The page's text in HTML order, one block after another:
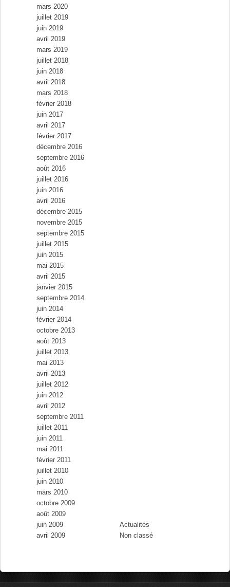
mars 2020
juillet 2019
juin 2019
avril 2019
mars 2019
juillet 2018
juin 2018
avril 2018
mars 2018
février 2018
juin 2017
avril 2017
février 2017
décembre 2016
septembre 2016
août 2016
juillet 2016
juin 2016
avril 2016
décembre 2015
novembre 2015
septembre 2015
juillet 2015
juin 2015
mai 2015
avril 2015
janvier 2015
septembre 2014
juin 2014
février 2014
octobre 2013
août 2013
juillet 2013
mai 2013
avril 2013
juillet 2012
juin 2012
avril 2012
septembre 2011
juillet 2011
juin 2011
mai 2011
février 2011
juillet 2010
juin 2010
mars 2010
octobre 2009
août 2009
juin 2009
avril 2009
Actualités
Non classé